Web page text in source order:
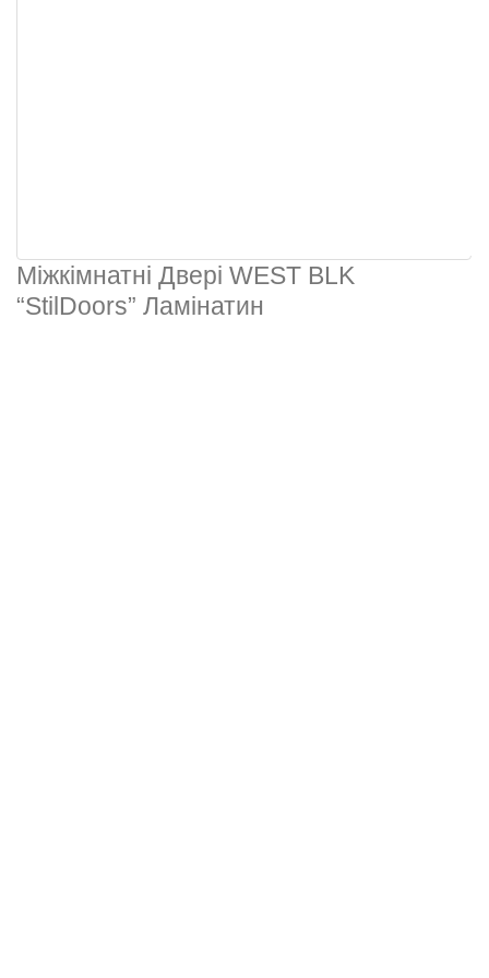
Міжкімнатні Двері WEST BLK
“StilDoors” Ламінатин